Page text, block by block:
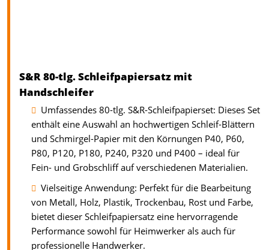
S&R 80-tlg. Schleifpapiersatz mit
Handschleifer
Umfassendes 80-tlg. S&R-Schleifpapierset: Dieses Set
enthält eine Auswahl an hochwertigen Schleif-Blättern
und Schmirgel-Papier mit den Körnungen P40, P60,
P80, P120, P180, P240, P320 und P400 – ideal für
Fein- und Grobschliff auf verschiedenen Materialien.
Vielseitige Anwendung: Perfekt für die Bearbeitung
von Metall, Holz, Plastik, Trockenbau, Rost und Farbe,
bietet dieser Schleifpapiersatz eine hervorragende
Performance sowohl für Heimwerker als auch für
professionelle Handwerker.